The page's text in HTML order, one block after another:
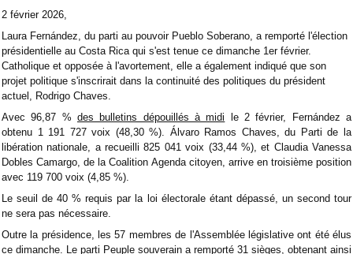
2 février 2026,
Laura Fernández, du parti au pouvoir Pueblo Soberano, a remporté l'élection
présidentielle au Costa Rica qui s'est tenue ce dimanche 1er février.
Catholique et opposée à l'avortement, elle a également indiqué que son
projet politique s'inscrirait dans la continuité des politiques du président
actuel, Rodrigo Chaves.
Avec 96,87 % des bulletins dépouillés à midi le 2 février, Fernández a
obtenu 1 191 727 voix (48,30 %). Álvaro Ramos Chaves, du Parti de la
libération nationale, a recueilli 825 041 voix (33,44 %), et Claudia Vanessa
Dobles Camargo, de la Coalition Agenda citoyen, arrive en troisième position
avec 119 700 voix (4,85 %).
Le seuil de 40 % requis par la loi électorale étant dépassé, un second tour
ne sera pas nécessaire.
Outre la présidence, les 57 membres de l'Assemblée législative ont été élus
ce dimanche. Le parti Peuple souverain a remporté 31 sièges, obtenant ainsi